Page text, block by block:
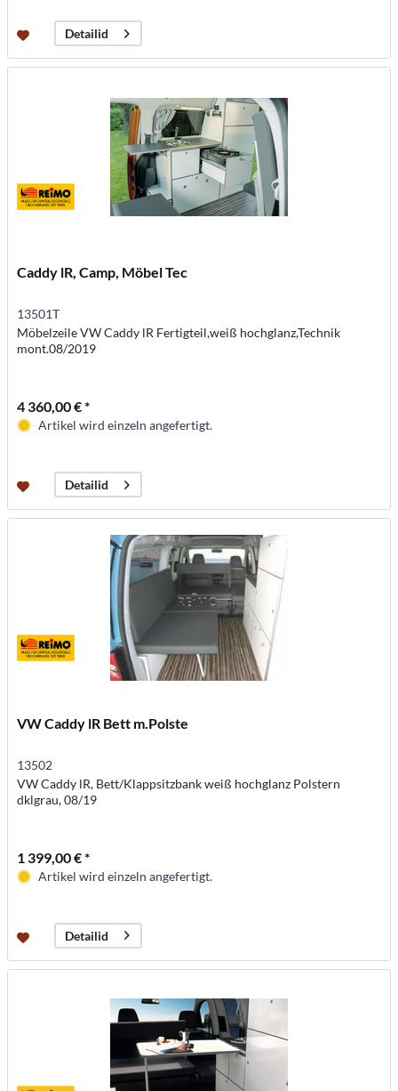
Detailid
Caddy lR, Camp, Möbel Tec
13501T
Möbelzeile VW Caddy lR Fertigteil,weiß hochglanz,Technik
mont.08/2019
4 360,00 € *
Artikel wird einzeln angefertigt.
Detailid
VW Caddy lR Bett m.Polste
13502
VW Caddy lR, Bett/Klappsitzbank weiß hochglanz Polstern
dklgrau, 08/19
1 399,00 € *
Artikel wird einzeln angefertigt.
Detailid